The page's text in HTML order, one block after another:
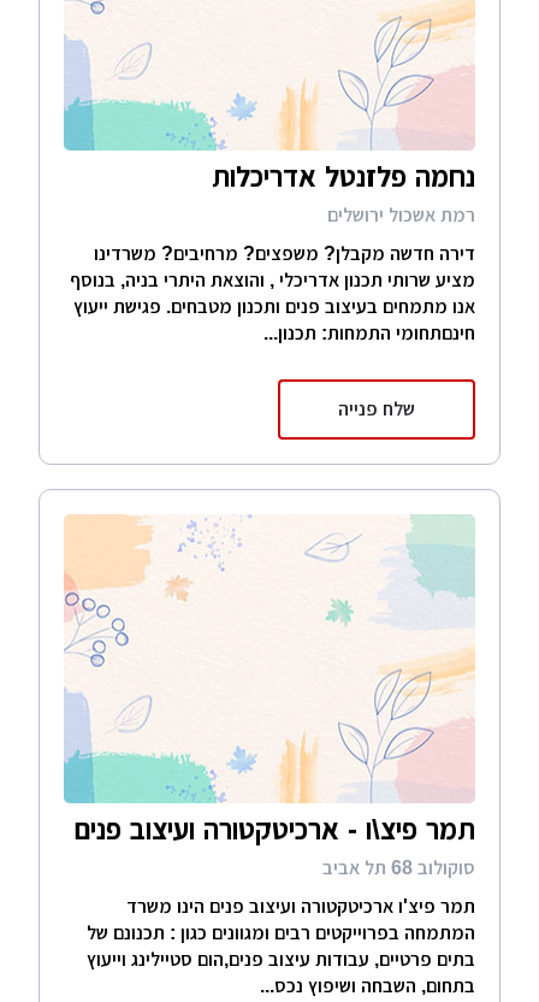
נחמה פלזנטל אדריכלות
רמת אשכול ירושלים
דירה חדשה מקבלן? משפצים? מרחיבים? משרדינו
מציע שרותי תכנון אדריכלי , והוצאת היתרי בניה, בנוסף
אנו מתמחים בעיצוב פנים ותכנון מטבחים. פגישת ייעוץ
חינםתחומי התמחות: תכנון...
שלח פנייה
תמר פיצ\ו - ארכיטקטורה ועיצוב פנים
סוקולוב 68 תל אביב
תמר פיצ'ו ארכיטקטורה ועיצוב פנים הינו משרד
המתמחה בפרוייקטים רבים ומגוונים כגון : תכנונם של
בתים פרטיים, עבודות עיצוב פנים,הום סטיילינג וייעוץ
בתחום, השבחה ושיפוץ נכס...